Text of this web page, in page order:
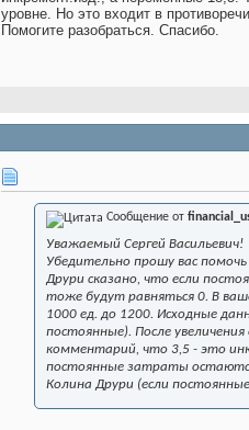
уровне. Но это входит в
Помогите разобраться. Спасибо.
Сообщение от
Уважаемый Сергей Васильевич!
Убедительно прошу вас
Друри сказано, что если
тоже будут равняться 0. В
1000 ед. до 1200. Исходные
постоянные). После
комментарий, что 3,5 - это
постоянные затраты
Колина Друри (если